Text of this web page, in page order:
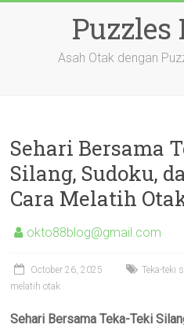
Puzzles
Asah Otak dengan
Sehari Bersama
Silang, Sudoku,
Cara Melatih
okto88blog@gmail.com
October 26, 2025
Teka-teki
melatih otak
Sehari Bersama Teka-Teki